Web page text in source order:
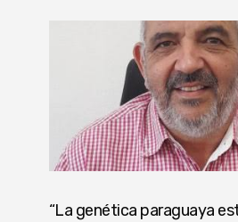
“La genética paraguaya